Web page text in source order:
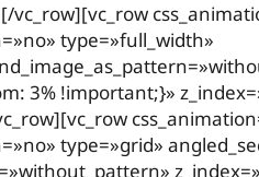
type=»full_width»
3% !important;}»
type=»grid»